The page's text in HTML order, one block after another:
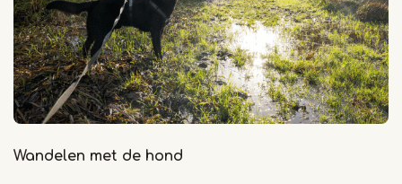
Wandelen met de hond